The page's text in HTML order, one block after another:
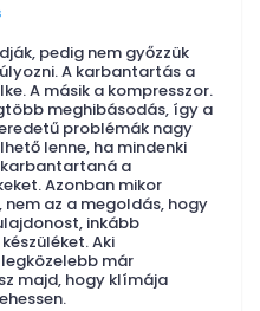
pedig nem győzzük
A karbantartás a
A másik a kompresszor.
meghibásodás, így a
problémák nagy
lenne, ha mindenki
karbantartaná a
Azonban mikor
nem az a megoldás, hogy
inkább
Aki
már
majd, hogy klímája